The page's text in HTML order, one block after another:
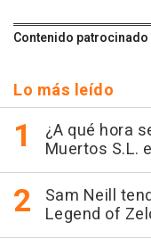
Contenido patrocinado
Lo más leído
¿A qué hora
Muertos S.L.
Sam Neill
Legend of